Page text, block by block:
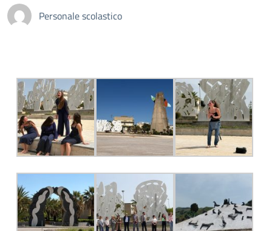
Personale scolastico